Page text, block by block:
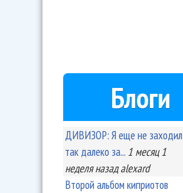
Блоги
ДИВИЗОР: Я еще не заходил
так далеко за... 1 месяц 1
неделяназад alexard
Второй альбом киприотов